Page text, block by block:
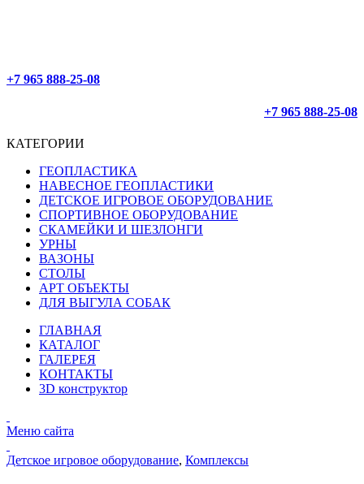
+7 965 888-25-08
+7 965 888-25-08
КАТЕГОРИИ
ГЕОПЛАСТИКА
НАВЕСНОЕ ГЕОПЛАСТИКИ
ДЕТСКОЕ ИГРОВОЕ ОБОРУДОВАНИЕ
СПОРТИВНОЕ ОБОРУДОВАНИЕ
СКАМЕЙКИ И ШЕЗЛОНГИ
УРНЫ
ВАЗОНЫ
СТОЛЫ
АРТ ОБЪЕКТЫ
ДЛЯ ВЫГУЛА СОБАК
ГЛАВНАЯ
КАТАЛОГ
ГАЛЕРЕЯ
КОНТАКТЫ
3D конструктор
Меню сайта
Детское игровое оборудование, Комплексы